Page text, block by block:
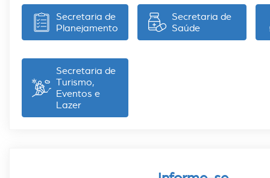
Secretaria de
Planejamento
Secretaria de
Saúde
Secretaria de
Turismo,
Eventos e
Lazer